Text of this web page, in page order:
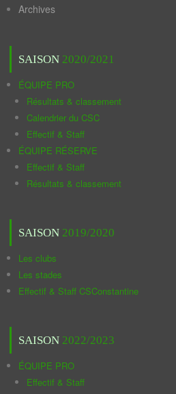
Archives
SAISON 2020/2021
ÉQUIPE PRO
Résultats & classement
Calendrier du CSC
Effectif & Staff
ÉQUIPE RÉSERVE
Effectif & Staff
Résultats & classement
SAISON 2019/2020
Les clubs
Les stades
Effectif & Staff CSConstantine
SAISON 2022/2023
ÉQUIPE PRO
Effectif & Staff